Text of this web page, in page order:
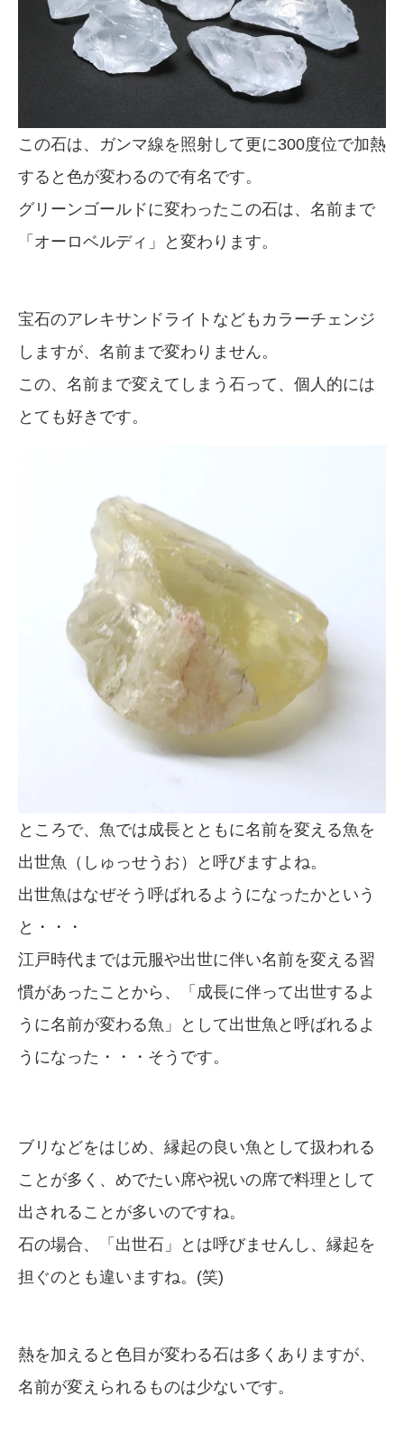
この石は、ガンマ線を照射して更に300度位で加熱
すると色が変わるので有名です。
グリーンゴールドに変わったこの石は、名前まで
「オーロベルディ」と変わります。
宝石のアレキサンドライトなどもカラーチェンジ
しますが、名前まで変わりません。
この、名前まで変えてしまう石って、個人的には
とても好きです。
ところで、魚では成長とともに名前を変える魚を
出世魚（しゅっせうお）と呼びますよね。
出世魚はなぜそう呼ばれるようになったかという
と・・・
江戸時代までは元服や出世に伴い名前を変える習
慣があったことから、「成長に伴って出世するよ
うに名前が変わる魚」として出世魚と呼ばれるよ
うになった・・・そうです。
ブリなどをはじめ、縁起の良い魚として扱われる
ことが多く、めでたい席や祝いの席で料理として
出されることが多いのですね。
石の場合、「出世石」とは呼びませんし、縁起を
担ぐのとも違いますね。(笑)
熱を加えると色目が変わる石は多くありますが、
名前が変えられるものは少ないです。